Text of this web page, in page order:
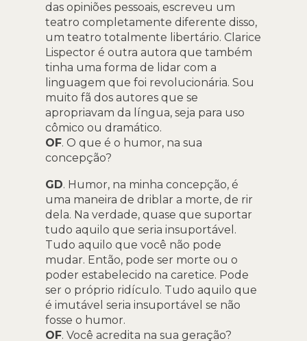
das opiniões pessoais, escreveu um
teatro completamente diferente disso,
um teatro totalmente libertário. Clarice
Lispector é outra autora que também
tinha uma forma de lidar com a
linguagem que foi revolucionária. Sou
muito fã dos autores que se
apropriavam da língua, seja para uso
cômico ou dramático.
OF. O que é o humor, na sua
concepção?
GD. Humor, na minha concepção, é
uma maneira de driblar a morte, de rir
dela. Na verdade, quase que suportar
tudo aquilo que seria insuportável.
Tudo aquilo que você não pode
mudar. Então, pode ser morte ou o
poder estabelecido na caretice. Pode
ser o próprio ridículo. Tudo aquilo que
é imutável seria insuportável se não
fosse o humor.
OF. Você acredita na sua geração?